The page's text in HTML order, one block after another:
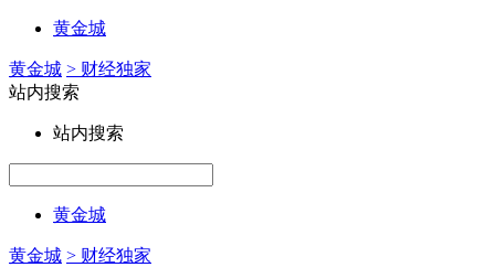
黄金城
黄金城 > 财经独家
站内搜索
站内搜索
黄金城
黄金城 > 财经独家